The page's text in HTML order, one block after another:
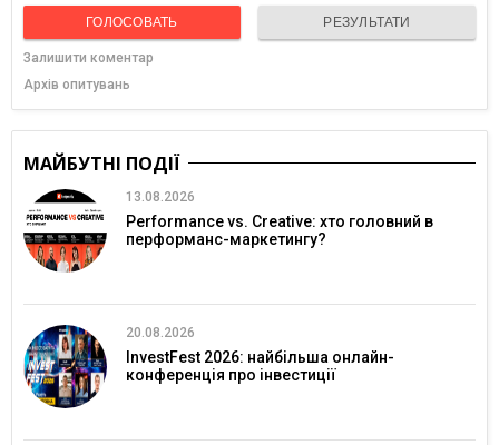
ГОЛОСОВАТЬ РЕЗУЛЬТАТИ
Залишити коментар
Архів опитувань
МАЙБУТНІ ПОДІЇ
13.08.2026
Performance vs. Creative: хто головний в
перформанс-маркетингу?
20.08.2026
InvestFest 2026: найбільша онлайн-
конференція про інвестиції